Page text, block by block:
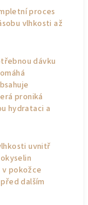
proces
vlhkosti až
dávku
proniká
hydrataci a
uvnitř
pokožce
dalším